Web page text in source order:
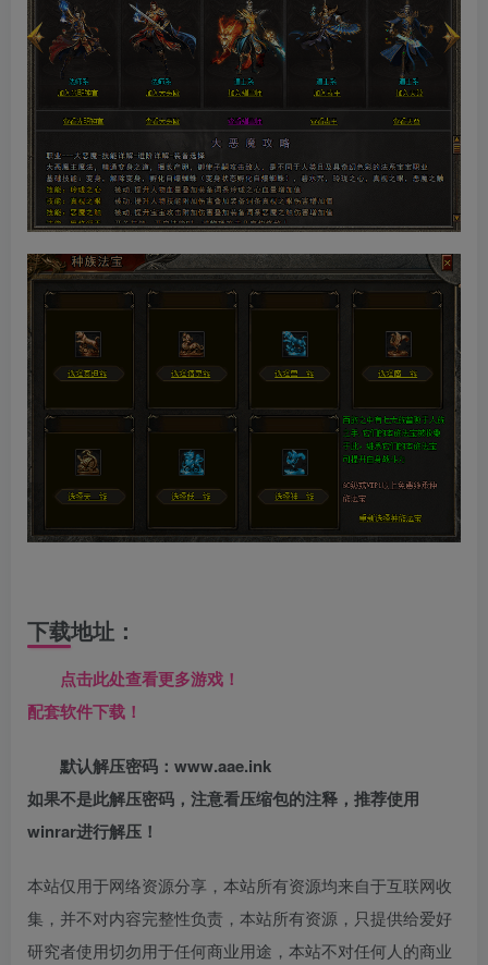
下载地址：
点击此处查看更多游戏！
配套软件下载！
默认解压密码：www.aae.ink
如果不是此解压密码，注意看压缩包的注释，推荐使用
winrar进行解压！
本站仅用于网络资源分享，本站所有资源均来自于互联网收
集，并不对内容完整性负责，本站所有资源，只提供给爱好
研究者使用切勿用于任何商业用途，本站不对任何人的商业